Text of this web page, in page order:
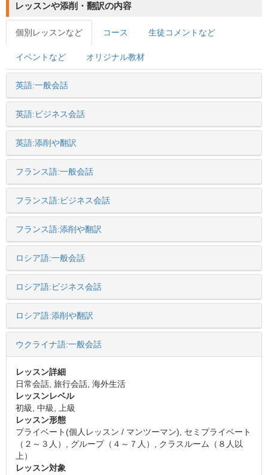
レッスンや添削・翻訳の内容
個別レッスンなど コース 生徒コメントなど
イベントなど オリジナル教材
英語:一般会話
英語:ビジネス会話
英語:添削や翻訳
フランス語:一般会話
フランス語:ビジネス会話
フランス語:添削や翻訳
ロシア語:一般会話
ロシア語:ビジネス会話
ロシア語:添削や翻訳
ウクライナ語:一般会話
レッスン詳細
日常会話, 旅行会話, 海外生活
レッスンレベル
初級, 中級, 上級
レッスン形態
プライベート(個人レッスン / マンツーマン), セミプライベート
（２～３人）, グループ（４～７人）, クラスルーム（８人以
上）
レッスン対象